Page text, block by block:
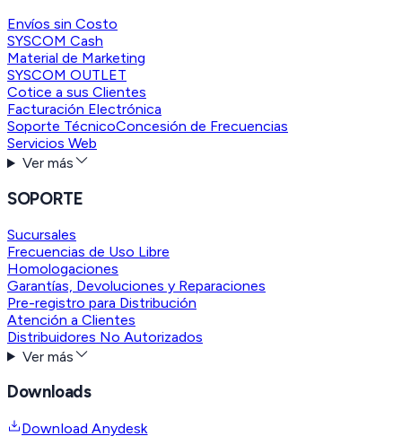
Envíos sin Costo
SYSCOM Cash
Material de Marketing
SYSCOM OUTLET
Cotice a sus Clientes
Facturación Electrónica
Soporte TécnicoConcesión de Frecuencias
Servicios Web
Ver más
SOPORTE
Sucursales
Frecuencias de Uso Libre
Homologaciones
Garantías, Devoluciones y Reparaciones
Pre-registro para Distribución
Atención a Clientes
Distribuidores No Autorizados
Ver más
Downloads
Download Anydesk